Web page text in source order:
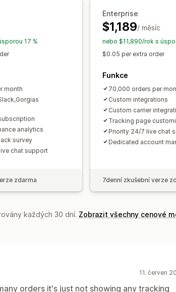
17 %
month
analytics
survey
chat support
zdarma
Enterprise
$1,189/ měsíc
nebo $11,890/rok s
$0.05 per extra order
Funkce
70,000 orders per
Custom integrations
Custom carrier
Tracking page
Priority 24/7 live chat
Dedicated account
7denní zkušební verze
každých 30 dní. Zobrazit všechny cenové
11. červen
orders it's just not showing any tracking